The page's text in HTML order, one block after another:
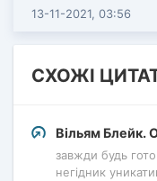
13-11-2021, 03:56
СХОЖІ
Вільям Блейк.
завжди будь
негідник